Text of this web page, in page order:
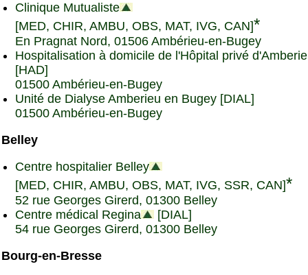
Clinique Mutualiste
[MED, CHIR, AMBU, OBS, MAT, IVG, CAN]*
En Pragnat Nord, 01506 Ambérieu-en-Bugey
Hospitalisation à domicile de l'Hôpital privé
[HAD]
01500 Ambérieu-en-Bugey
Unité de Dialyse Amberieu en Bugey [DIAL]
01500 Ambérieu-en-Bugey
Belley
Centre hospitalier Belley
[MED, CHIR, AMBU, OBS, MAT, IVG, SSR, CAN]*
52 rue Georges Girerd, 01300 Belley
Centre médical Regina
[DIAL]
54 rue Georges Girerd, 01300 Belley
Bourg-en-Bresse